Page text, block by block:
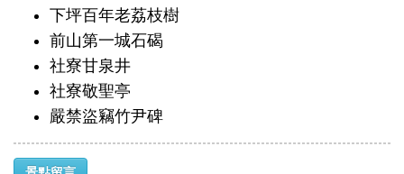
下坪百年老荔枝樹
前山第一城石碣
社寮甘泉井
社寮敬聖亭
嚴禁盜竊竹尹碑